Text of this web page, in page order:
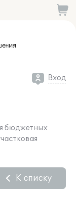
Вход
бюджетных
К списку